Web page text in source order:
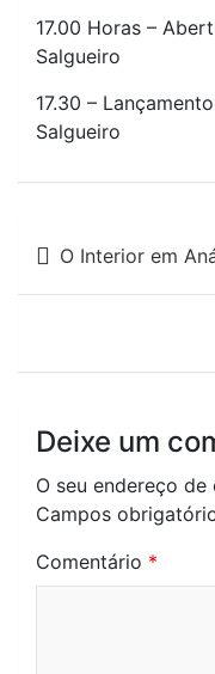
17.00 Horas –
Salgueiro
17.30 –
Salgueiro
Navegação
de
O Interior em
Deixe um
O seu endereço
Campos
Comentário *